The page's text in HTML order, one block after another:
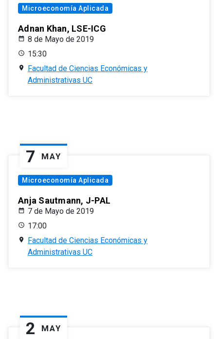
Microeconomía Aplicada
Adnan Khan, LSE-ICG
8 de Mayo de 2019
15:30
Facultad de Ciencias Económicas y
Administrativas UC
7 MAY
Microeconomía Aplicada
Anja Sautmann, J-PAL
7 de Mayo de 2019
17:00
Facultad de Ciencias Económicas y
Administrativas UC
2 MAY